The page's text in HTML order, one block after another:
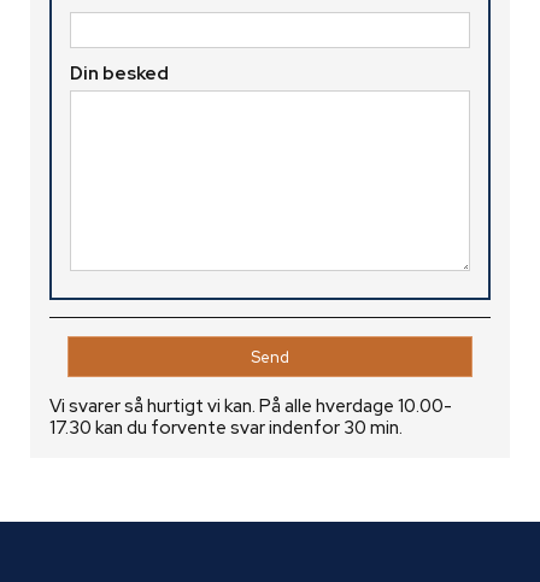
Din besked
Vi svarer så hurtigt vi kan. På alle hverdage 10.00-
17.30 kan du forvente svar indenfor 30 min.